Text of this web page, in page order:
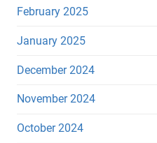
February 2025
January 2025
December 2024
November 2024
October 2024